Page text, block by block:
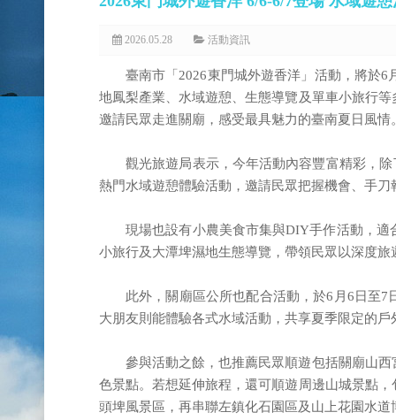
2026.05.28 活動資訊
臺南市「2026東門城外遊香洋」活動，將於
地鳳梨產業、水域遊憩、生態導覽及單車小旅行
邀請民眾走進關廟，感受最具魅力的臺南夏日風情
觀光旅遊局表示，今年活動內容豐富精彩，
熱門水域遊憩體驗活動，邀請民眾把握機會、手刀
現場也設有小農美食市集與DIY手作活動，
小旅行及大潭埤濕地生態導覽，帶領民眾以深度
此外，關廟區公所也配合活動，於6月6日至
大朋友則能體驗各式水域活動，共享夏季限定的戶
參與活動之餘，也推薦民眾順遊包括關廟山
色景點。若想延伸旅程，還可順遊周邊山城景點
頭埤風景區，再串聯左鎮化石園區及山上花園水道